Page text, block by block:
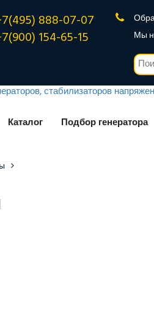
888-07-07
154-65-15
Мы
Каталог Подбор генератора